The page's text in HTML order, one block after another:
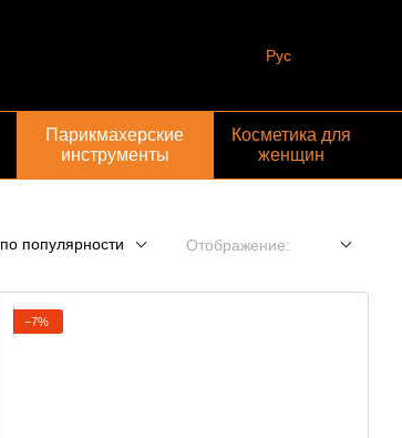
Рус
Парикмахерские
инструменты
Косметика для
женщин
по популярности Отображение:
−7%